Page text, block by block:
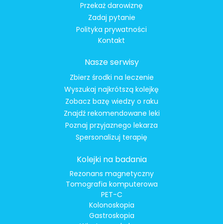
Przekaż darowiznę
Zadaj pytanie
Polityka prywatności
Kontakt
Nasze serwisy
Zbierz środki na leczenie
Wyszukaj najkrótszą kolejkę
Zobacz bazę wiedzy o raku
Znajdź rekomendowane leki
Poznaj przyjaznego lekarza
Spersonalizuj terapię
Kolejki na badania
Rezonans magnetyczny
Tomografia komputerowa
PET-C
Kolonoskopia
Gastroskopia